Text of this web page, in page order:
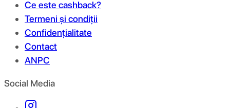
Ce este cashback?
Termeni și condiții
Confidențialitate
Contact
ANPC
Social Media